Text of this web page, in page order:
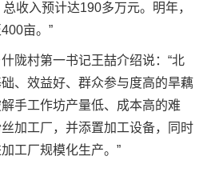
收入预计达190多万元。明年，
亩。”
村第一书记王喆介绍说：“北
、效益好、群众参与度高的旱藕
手工作坊产量低、成本高的难
加工厂，并添置加工设备，同时
工厂规模化生产。”